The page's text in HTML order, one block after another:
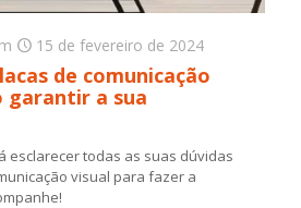
15 de fevereiro de 2024
de comunicação
garantir a sua
esclarecer todas as suas dúvidas
visual para fazer a